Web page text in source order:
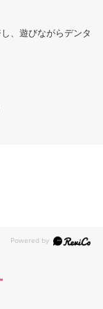
、遊びながらデンタ